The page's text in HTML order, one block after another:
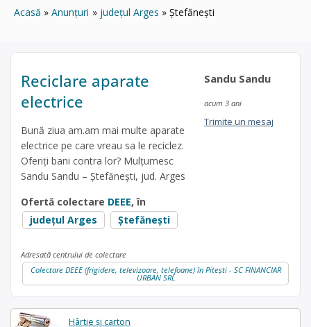
Acasă Anunțuri județul Arges Ştefănești
Hârtie și carton
Reciclare aparate
electrice
Bună ziua am.am mai multe aparate
electrice pe care vreau sa le reciclez.
Oferiți bani contra lor? Mulțumesc
Sandu Sandu – Ștefănești, jud. Arges
Ofertă colectare DEEE, în
județul Arges
Ştefănești
Sandu Sandu
acum 3 ani
Trimite un mesaj
Adresată centrului de colectare
Colectare DEEE (frigidere, televizoare, telefoane) în Pitești - SC FINANCIAR
URBAN SRL